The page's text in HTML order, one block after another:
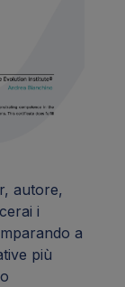
autore,
i
a
più